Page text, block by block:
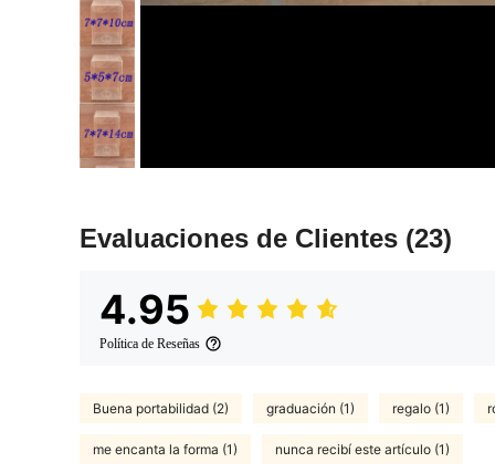
Evaluaciones de Clientes (23)
4.95
Política de Reseñas
Buena portabilidad (2) graduación (1) regalo (1)
me encanta la forma (1) nunca recibí este artículo (1)